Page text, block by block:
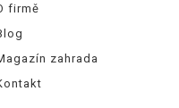
firmě
zahrada